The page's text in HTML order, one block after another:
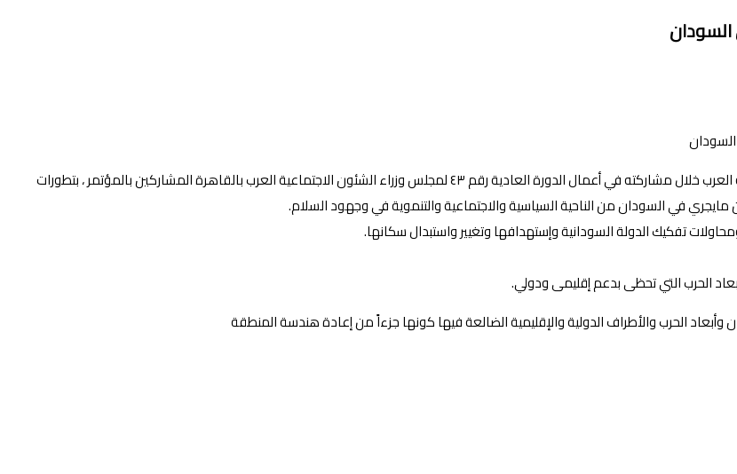
السودان
أحاط وكيل وزارة التنمية الاجتماعية الأستاذ جمال النيل عبدالله، وزراء الشؤون الاجتماعية العرب خلال مشاركته في أعمال الدورة العادية رقم ٤٣ لمجلس وزراء الشئون الاجتماعية العرب بالقاهرة المشاركين بالمؤتمر ، بتطورات
في السودان من الناحية السياسية والاجتماعية والتنموية في وجهود السلام.
تفكيك الدولة السودانية وإستهدافها وتغيير واستبدال سكانها.
الحرب التي تحظى بدعم إقليمى ودولي.
الحرب والأطراف الدولية والإقليمية الضالعة فيها كونها جزءاً من إعادة هندسة المنطقة